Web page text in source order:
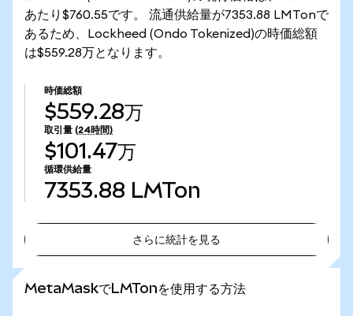
あたり$760.55です。 流通供給量が7353.88 LMTonで
あるため、Lockheed (Ondo Tokenized)の時価総額
は$559.28万となります。
時価総額
$559.28万
取引量 (24時間)
$101.47万
循環供給量
7353.88 LMTon
さらに統計を見る
MetaMaskでLMTonを使用する方法